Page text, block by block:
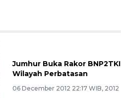
Jumhur Buka Rakor BNP2TKI
Wilayah Perbatasan
06 December 2012 22:17 WIB, 2012